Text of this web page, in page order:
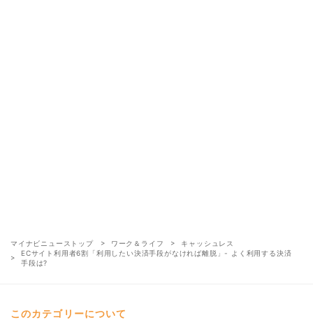
マイナビニューストップ ワーク＆ライフ
キャッシュレス
ECサイト利用者6割「利用したい決済手段がなければ離脱」- よく利用する決済
手段は?
このカテゴリーについて